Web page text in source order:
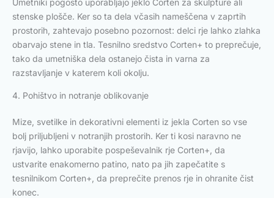
stenske plošče. Ker so ta dela včasih nameščena v zaprtih
prostorih, zahtevajo posebno pozornost: delci rje lahko zlahka
obarvajo stene in tla. Tesnilno sredstvo Corten+ to preprečuje,
tako da umetniška dela ostanejo čista in varna za
razstavljanje v katerem koli okolju.
4. Pohištvo in notranje oblikovanje
Mize, svetilke in dekorativni elementi iz jekla Corten so vse
bolj priljubljeni v notranjih prostorih. Ker ti kosi naravno ne
rjavijo, lahko uporabite pospeševalnik rje Corten+, da
ustvarite enakomerno patino, nato pa jih zapečatite s
tesnilnikom Corten+, da preprečite prenos rje in ohranite čist
konec.